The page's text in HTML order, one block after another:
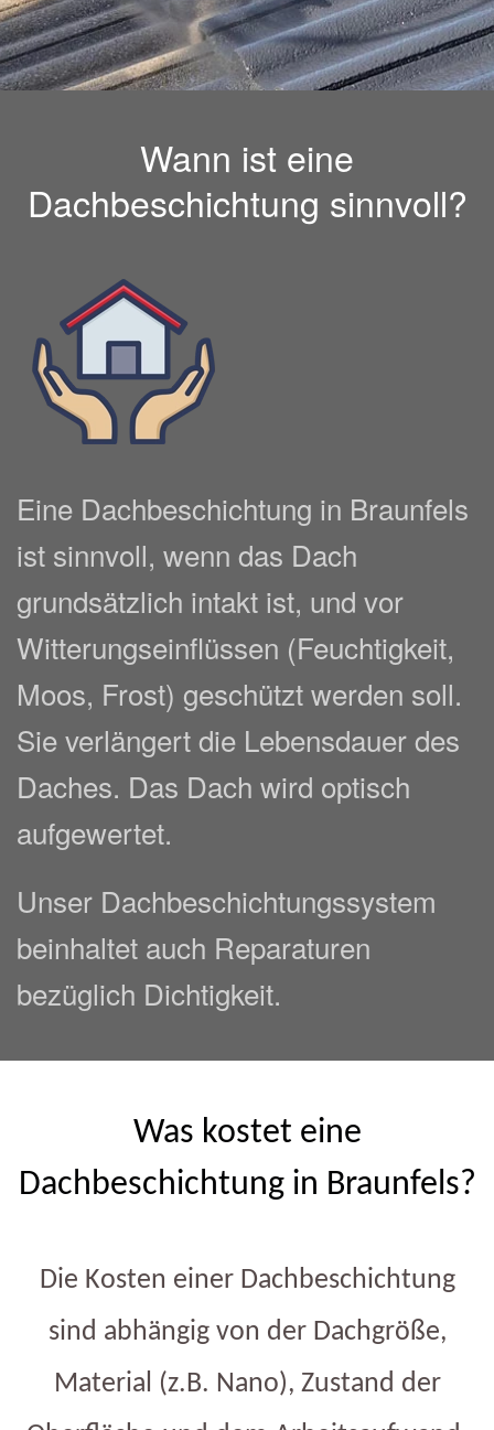
Wann ist eine
Dachbeschichtung sinnvoll?
Eine Dachbeschichtung in Braunfels
ist sinnvoll, wenn das Dach
grundsätzlich intakt ist, und vor
Witterungseinflüssen (Feuchtigkeit,
Moos, Frost) geschützt werden soll.
Sie verlängert die Lebensdauer des
Daches. Das Dach wird optisch
aufgewertet.
Unser Dachbeschichtungssystem
beinhaltet auch Reparaturen
bezüglich Dichtigkeit.
Was kostet eine
Dachbeschichtung in Braunfels?
Die Kosten einer Dachbeschichtung
sind abhängig von der Dachgröße,
Material (z.B. Nano), Zustand der